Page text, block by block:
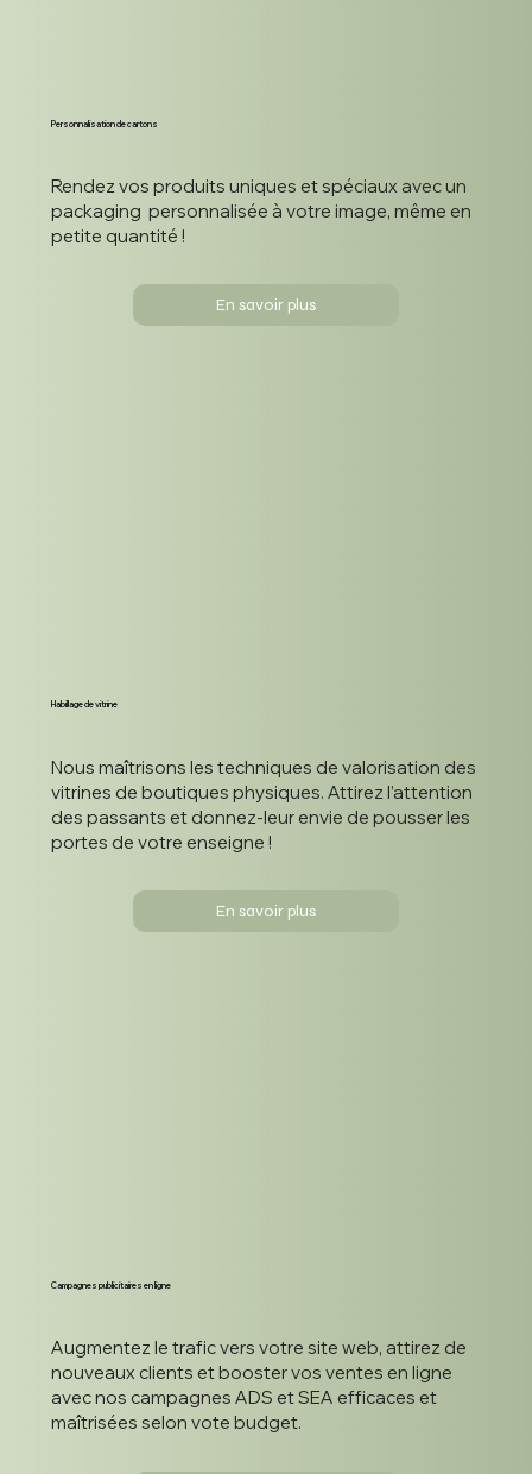
En savoir plus
Rendez vos produits uniques et spéciaux avec un
packaging personnalisée à votre image, même en
petite quantité !
Personnalisation de cartons
En savoir plus
Nous maîtrisons les techniques de valorisation des
vitrines de boutiques physiques. Attirez l’attention
des passants et donnez-leur envie de pousser les
portes de votre enseigne !
Habillage de vitrine
Augmentez le trafic vers votre site web, attirez de
nouveaux clients et booster vos ventes en ligne
avec nos campagnes ADS et SEA efficaces et
maîtrisées selon vote budget.
Campagnes publicitaires en ligne